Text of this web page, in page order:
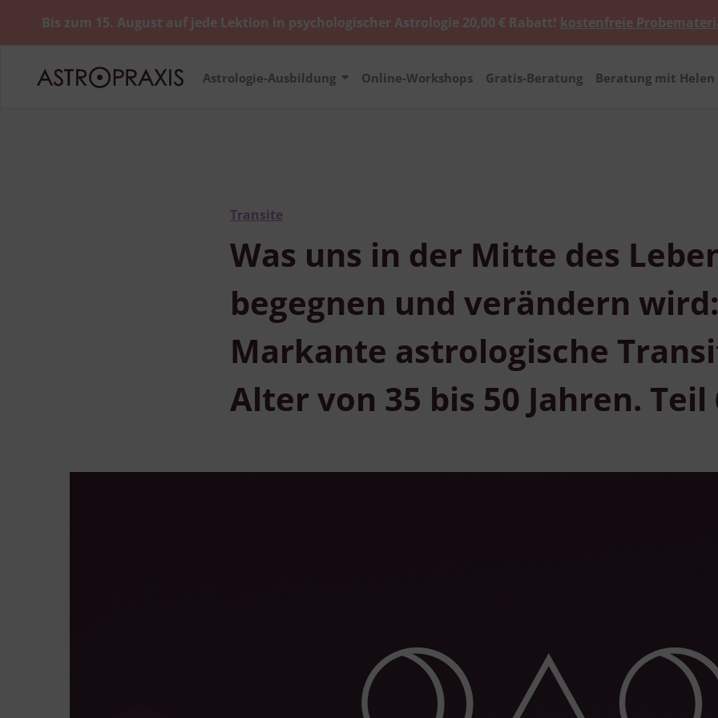
Bis zum 15. August auf jede Lektion in psychologischer Astrologie 20,00 € Rabatt! kostenfreie
Astrologie-Ausbildung Online-Workshops Gratis-Beratung Beratung mit Helen
Transite
Was uns in der Mitte des
begegnen und verändern wird:
Markante astrologische
Alter von 35 bis 50 Jahren. Teil